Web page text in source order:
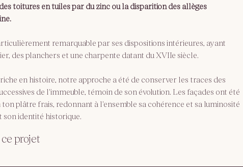
projet
toitures en tuiles par du zinc ou la disparition des allèges
remarquable par ses dispositions intérieures, ayant
des planchers et une charpente datant du XVIIe siècle.
en histoire, notre approche a été de conserver les traces des
de l'immeuble, témoin de son évolution. Les façades ont été
plâtre frais, redonnant à l'ensemble sa cohérence et sa luminosité
identité historique.